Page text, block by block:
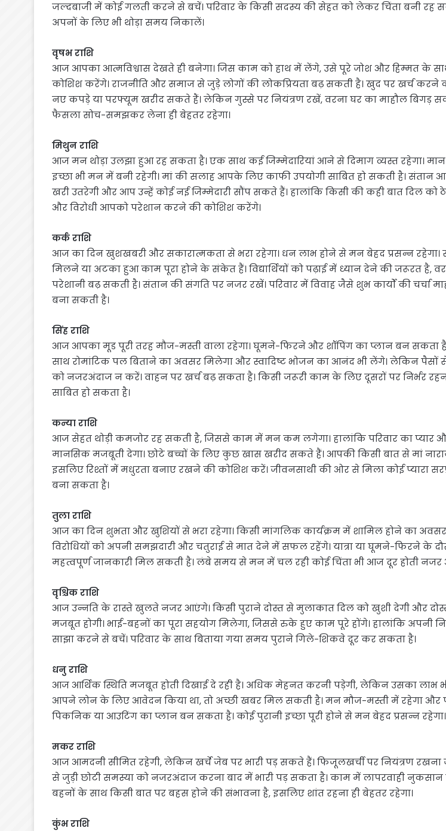
जल्दबाजी में कोई गलती करने से बचें। परिवार के किसी सदस्य की सेहत को लेकर चिंता बनी रह
अपनों के लिए भी थोड़ा समय निकालें।
वृषभ राशि
आज आपका आत्मविश्वास देखते ही बनेगा। जिस काम को हाथ में लेंगे, उसे पूरे जोश और हिम्मत के
कोशिश करेंगे। राजनीति और समाज से जुड़े लोगों की लोकप्रियता बढ़ सकती है। खुद पर खर्च
नए कपड़े या परफ्यूम खरीद सकते हैं। लेकिन गुस्से पर नियंत्रण रखें, वरना घर का माहौल बिगड़
फैसला सोच-समझकर लेना ही बेहतर रहेगा।
मिथुन राशि
आज मन थोड़ा उलझा हुआ रह सकता है। एक साथ कई जिम्मेदारियां आने से दिमाग व्यस्त रहेगा।
इच्छा भी मन में बनी रहेगी। मां की सलाह आपके लिए काफी उपयोगी साबित हो सकती है। संतान
खरी उतरेगी और आप उन्हें कोई नई जिम्मेदारी सौंप सकते हैं। हालांकि किसी की कही बात दिल को
और विरोधी आपको परेशान करने की कोशिश करेंगे।
कर्क राशि
आज का दिन खुशखबरी और सकारात्मकता से भरा रहेगा। धन लाभ होने से मन बेहद प्रसन्न
मिलने या अटका हुआ काम पूरा होने के संकेत हैं। विद्यार्थियों को पढ़ाई में ध्यान देने की जरूरत है,
परेशानी बढ़ सकती है। संतान की संगति पर नजर रखें। परिवार में विवाह जैसे शुभ कार्यों की चर्चा
बना सकती है।
सिंह राशि
आज आपका मूड पूरी तरह मौज-मस्ती वाला रहेगा। घूमने-फिरने और शॉपिंग का प्लान बन सकता
साथ रोमांटिक पल बिताने का अवसर मिलेगा और स्वादिष्ट भोजन का आनंद भी लेंगे। लेकिन पैसों
को नजरअंदाज न करें। वाहन पर खर्च बढ़ सकता है। किसी जरूरी काम के लिए दूसरों पर निर्भर
साबित हो सकता है।
कन्या राशि
आज सेहत थोड़ी कमजोर रह सकती है, जिससे काम में मन कम लगेगा। हालांकि परिवार का प्यार
मानसिक मजबूती देगा। छोटे बच्चों के लिए कुछ खास खरीद सकते हैं। आपकी किसी बात से मां
इसलिए रिश्तों में मधुरता बनाए रखने की कोशिश करें। जीवनसाथी की ओर से मिला कोई प्यारा
बना सकता है।
तुला राशि
आज का दिन शुभता और खुशियों से भरा रहेगा। किसी मांगलिक कार्यक्रम में शामिल होने का
विरोधियों को अपनी समझदारी और चतुराई से मात देने में सफल रहेंगे। यात्रा या घूमने-फिरने के
महत्वपूर्ण जानकारी मिल सकती है। लंबे समय से मन में चल रही कोई चिंता भी आज दूर होती नजर
वृश्चिक राशि
आज उन्नति के रास्ते खुलते नजर आएंगे। किसी पुराने दोस्त से मुलाकात दिल को खुशी देगी और
मजबूत होगी। भाई-बहनों का पूरा सहयोग मिलेगा, जिससे रुके हुए काम पूरे होंगे। हालांकि अपनी
साझा करने से बचें। परिवार के साथ बिताया गया समय पुराने गिले-शिकवे दूर कर सकता है।
धनु राशि
आज आर्थिक स्थिति मजबूत होती दिखाई दे रही है। अधिक मेहनत करनी पड़ेगी, लेकिन उसका लाभ
आपने लोन के लिए आवेदन किया था, तो अच्छी खबर मिल सकती है। मन मौज-मस्ती में रहेगा और
पिकनिक या आउटिंग का प्लान बन सकता है। कोई पुरानी इच्छा पूरी होने से मन बेहद प्रसन्न रहेगा।
मकर राशि
आज आमदनी सीमित रहेगी, लेकिन खर्चे जेब पर भारी पड़ सकते हैं। फिजूलखर्ची पर नियंत्रण रखना
से जुड़ी छोटी समस्या को नजरअंदाज करना बाद में भारी पड़ सकता है। काम में लापरवाही नुकसान
बहनों के साथ किसी बात पर बहस होने की संभावना है, इसलिए शांत रहना ही बेहतर रहेगा।
कुंभ राशि